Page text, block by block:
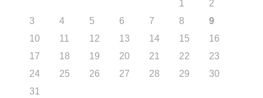
1
2
3
4 5 6 7 8
9
10
11 12 13 14 15
16
17
18 19 20 21 22
23
24
25 26 27 28 29
30
31